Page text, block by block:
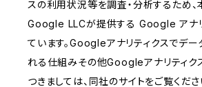
スの利用状況等を調査・分析するため
Google LLCが提供する Google アナ
ています。Googleアナリティクスでデー
れる仕組みその他Googleアナリティク
つきましては、同社のサイトをご覧くださ